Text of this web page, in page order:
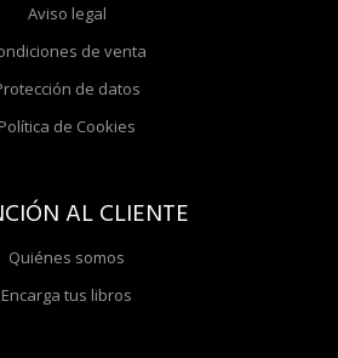
Aviso legal
de venta
de datos
Política de Cookies
AL CLIENTE
Quiénes somos
Encarga tus libros